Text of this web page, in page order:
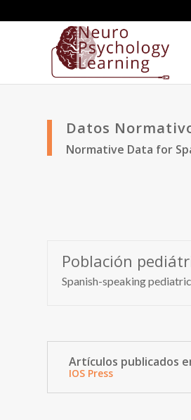
Datos
Normative Data for
Población
Spanish-speaking
Artículos publicados
IOS Press